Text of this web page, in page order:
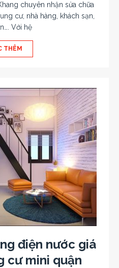
chuyên nhận sửa chữa
cư, nhà hàng, khách sạn,
Với hệ
THÊM
điện nước giá
cư mini quận